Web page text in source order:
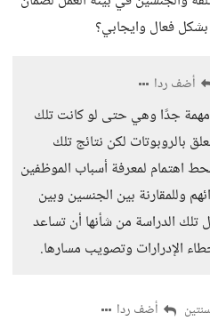
بشكل فعال وايجابي؟
أضف ردا
جدًا وهي حتى لو كانت تلك
بالروبوتات لكن نتائج تلك
اهتمام لمعرفة أسباب الموظفين
وللمقارنة بين الجنسين وبين
تلك الدراسة من شأنها أن تساعد
الإدرارات وتصويب مسارها.
أضف ردا